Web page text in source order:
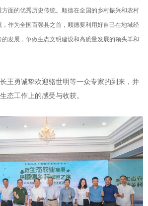
面的优秀历史传统。顺德在全国的乡村振兴和农村
作为全国百强县之首，顺德要利用好自己在地域经
发展，争做生态文明建设和高质量发展的领头羊和
王勇诚挚欢迎骆世明等一众专家的到来，并
态工作上的感受与收获。